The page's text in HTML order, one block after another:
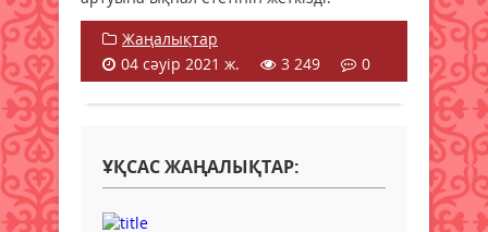
Жаңалықтар
04 сәуір 2021 ж.
3 249 0
ҰҚСАС ЖАҢАЛЫҚТАР: